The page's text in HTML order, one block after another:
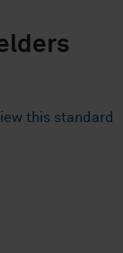
this standard